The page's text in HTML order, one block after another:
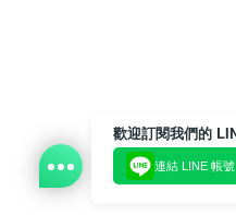
連結 LINE 帳號